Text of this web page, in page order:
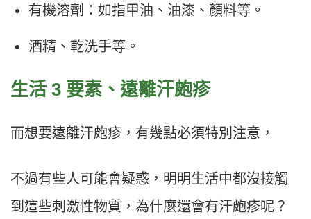
有機溶劑：如指甲油、油漆、顏料等。
酒精、乾洗手等。
生活 3 要素、遠離汗皰疹
而想要遠離汗皰疹，有幾點必須特別注意，
不過有些人可能會疑惑，明明生活中都沒接觸
到這些刺激性物質，為什麼還會有汗皰疹呢？